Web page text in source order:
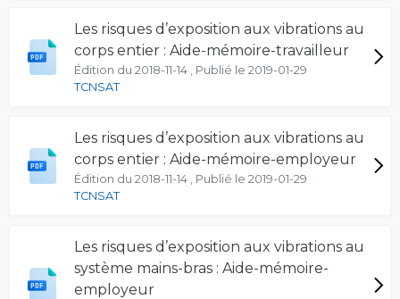
Les risques d’exposition aux vibrations au
corps entier : Aide-mémoire-travailleur
Édition du 2018-11-14 , Publié le 2019-01-29
TCNSAT
Les risques d’exposition aux vibrations au
corps entier : Aide-mémoire-employeur
Édition du 2018-11-14 , Publié le 2019-01-29
TCNSAT
Les risques d’exposition aux vibrations au
système mains-bras : Aide-mémoire-
employeur